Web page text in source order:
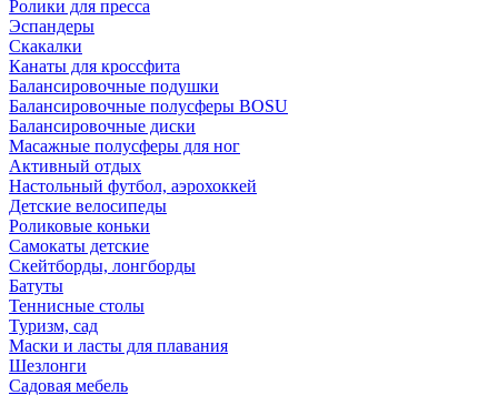
Ролики для пресса
Эспандеры
Скакалки
Канаты для кроссфита
Балансировочные подушки
Балансировочные полусферы BOSU
Балансировочные диски
Масажные полусферы для ног
Активный отдых
Настольный футбол, аэрохоккей
Детские велосипеды
Роликовые коньки
Самокаты детские
Скейтборды, лонгборды
Батуты
Теннисные столы
Туризм, сад
Маски и ласты для плавания
Шезлонги
Садовая мебель